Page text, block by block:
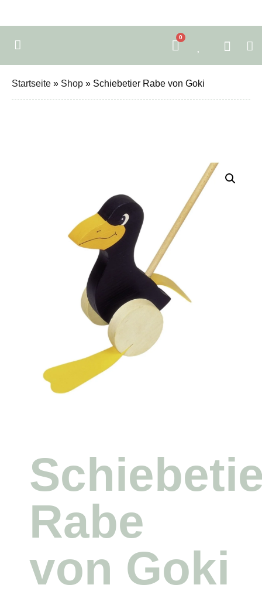
0
Startseite » Shop » Schiebetier Rabe von Goki
Rabe
von Goki